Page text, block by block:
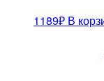
1189₽ В